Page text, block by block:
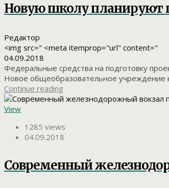
Новую школу планируют
Редактор
<img src=" <meta itemprop="url" content="
04.09.2018
Федеральные средства на подготовку
Новое общеобразовательное учреждение
Continue reading
View
1285 views
04.09.2018
Современный